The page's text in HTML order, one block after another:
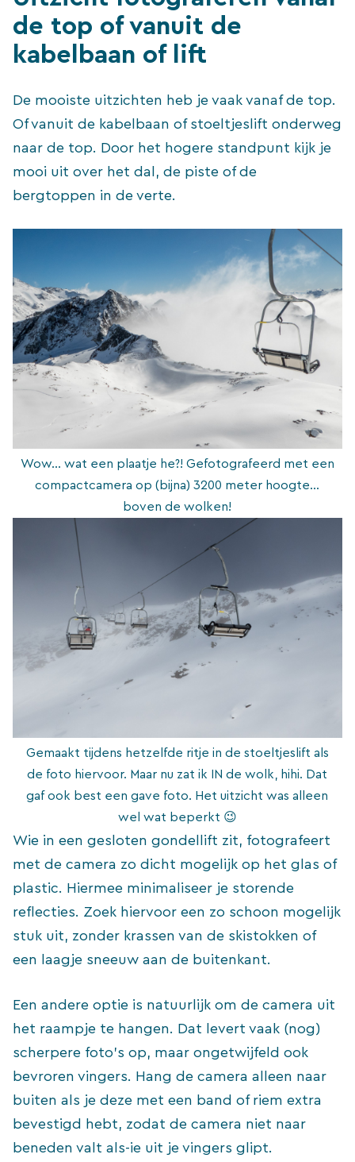
de top of vanuit de
kabelbaan of lift
De mooiste uitzichten heb je vaak vanaf de top.
Of vanuit de kabelbaan of stoeltjeslift onderweg
naar de top. Door het hogere standpunt kijk je
mooi uit over het dal, de piste of de
bergtoppen in de verte.
Wow… wat een plaatje he?! Gefotografeerd met een
compactcamera op (bijna) 3200 meter hoogte…
boven de wolken!
Gemaakt tijdens hetzelfde ritje in de stoeltjeslift als
de foto hiervoor. Maar nu zat ik IN de wolk, hihi. Dat
gaf ook best een gave foto. Het uitzicht was alleen
wel wat beperkt 😉
Wie in een gesloten gondellift zit, fotografeert
met de camera zo dicht mogelijk op het glas of
plastic. Hiermee minimaliseer je storende
reflecties. Zoek hiervoor een zo schoon mogelijk
stuk uit, zonder krassen van de skistokken of
een laagje sneeuw aan de buitenkant.
Een andere optie is natuurlijk om de camera uit
het raampje te hangen. Dat levert vaak (nog)
scherpere foto’s op, maar ongetwijfeld ook
bevroren vingers. Hang de camera alleen naar
buiten als je deze met een band of riem extra
bevestigd hebt, zodat de camera niet naar
beneden valt als-ie uit je vingers glipt.